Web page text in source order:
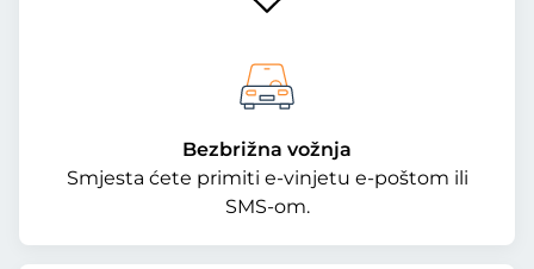
Bezbrižna vožnja
Smjesta ćete primiti e-vinjetu e-poštom ili
SMS-om.